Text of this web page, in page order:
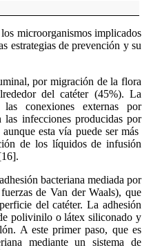
microorganismos implicados
estrategias de prevención y su
por migración de la flora
del catéter (45%). La
conexiones externas por
infecciones producidas por
esta vía puede ser más
de los líquidos de infusión
bacteriana mediada por
de Van der Waals), que
del catéter. La adhesión
polivinilo o látex siliconado y
A este primer paso, que es
mediante un sistema de